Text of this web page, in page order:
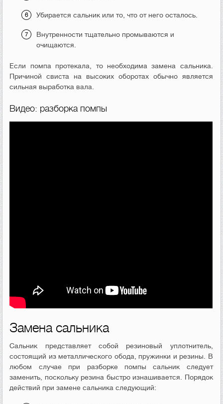
Убирается сальник или то, что от него осталось.
Внутренности тщательно промываются и
очищаются.
Если помпа протекала, то необходима замена сальника.
Причиной свиста на высоких оборотах обычно является
сильная выработка вала.
Видео: разборка помпы
Замена сальника
Сальник представляет собой резиновый уплотнитель,
состоящий из металлического обода, пружинки и резины. В
любом случае при разборке помпы сальник следует
заменить, поскольку резина быстро изнашивается. Порядок
действий при замене сальника следующий: